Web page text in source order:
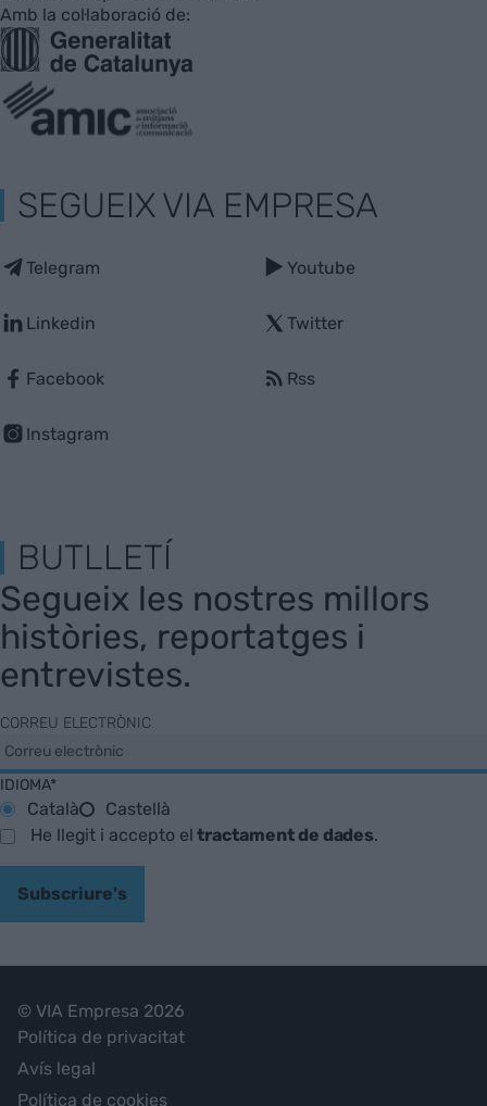
Amb la col·laboració de:
SEGUEIX VIA EMPRESA
Telegram
Linkedin
Facebook
Instagram
Youtube
Twitter
Rss
BUTLLETÍ
Segueix les nostres millors
històries, reportatges i
entrevistes.
CORREU ELECTRÒNIC
IDIOMA*
Català
Castellà
He llegit i accepto eltractament de dades.
Subscriure's
© VIA Empresa 2026
Política de privacitat
Avís legal
Política de cookies